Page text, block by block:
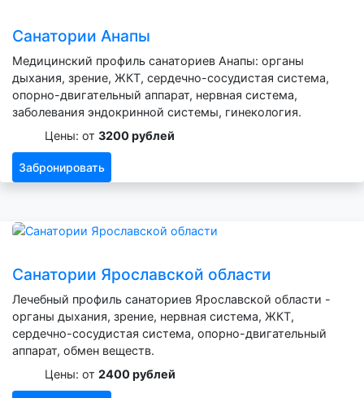
Санатории Анапы
Медицинский профиль санаториев Анапы: органы
дыхания, зрение, ЖКТ, сердечно-сосудистая система,
опорно-двигательный аппарат, нервная система,
заболевания эндокринной системы, гинекология.
Цены: от 3200 рублей
Забронировать
Санатории Ярославской области
Лечебный профиль санаториев Ярославской области -
органы дыхания, зрение, нервная система, ЖКТ,
сердечно-сосудистая система, опорно-двигательный
аппарат, обмен веществ.
Цены: от 2400 рублей